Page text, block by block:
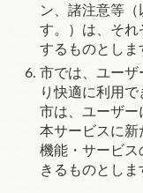
ン、諸注意等（
す。）は、それ
するものとしま
市では、ユーザ
り快適に利用で
市は、ユーザー
本サービスに新
機能・サービス
きるものとしま